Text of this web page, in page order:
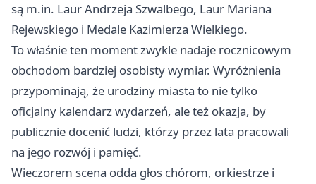
są m.in. Laur Andrzeja Szwalbego, Laur Mariana
Rejewskiego i Medale Kazimierza Wielkiego.
To właśnie ten moment zwykle nadaje rocznicowym
obchodom bardziej osobisty wymiar. Wyróżnienia
przypominają, że urodziny miasta to nie tylko
oficjalny kalendarz wydarzeń, ale też okazja, by
publicznie docenić ludzi, którzy przez lata pracowali
na jego rozwój i pamięć.
Wieczorem scena odda głos chórom, orkiestrze i